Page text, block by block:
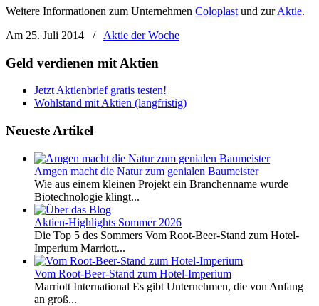
Weitere Informationen zum Unternehmen Coloplast und zurAktie.
Am 25. Juli 2014
/ Aktie der Woche
Geld verdienen mit Aktien
Jetzt Aktienbrief gratis testen!
Wohlstand mit Aktien (langfristig)
Neueste Artikel
Amgen macht die Natur zum genialen Baumeister
Wie aus einem kleinen Projekt ein Branchenname wurde
Biotechnologie klingt...
Aktien-Highlights Sommer 2026
Die Top 5 des Sommers Vom Root-Beer-Stand zum Hotel-
Imperium Marriott...
Vom Root-Beer-Stand zum Hotel-Imperium
Marriott International Es gibt Unternehmen, die von Anfang
an groß...